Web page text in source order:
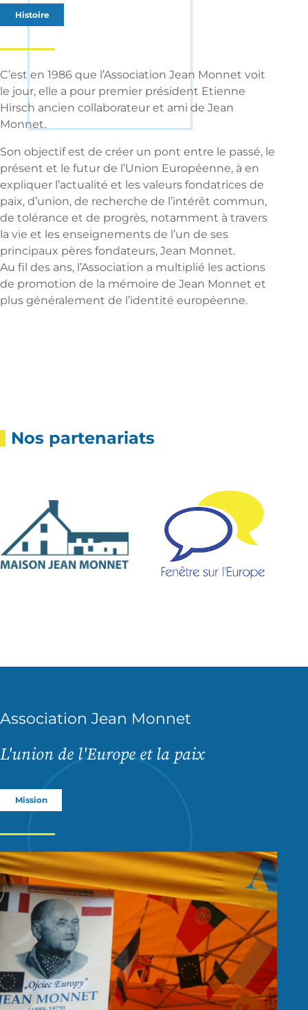
Histoire
C’est en 1986 que l’Association Jean Monnet voit
le jour, elle a pour premier président Etienne
Hirsch ancien collaborateur et ami de Jean
Monnet.
Son objectif est de créer un pont entre le passé, le
présent et le futur de l’Union Européenne, à en
expliquer l’actualité et les valeurs fondatrices de
paix, d’union, de recherche de l’intérêt commun,
de tolérance et de progrès, notamment à travers
la vie et les enseignements de l’un de ses
principaux pères fondateurs, Jean Monnet.
Au fil des ans, l’Association a multiplié les actions
de promotion de la mémoire de Jean Monnet et
plus généralement de l’identité européenne.
Nos partenariats
Association Jean Monnet
L'union de l'Europe et la paix
Mission